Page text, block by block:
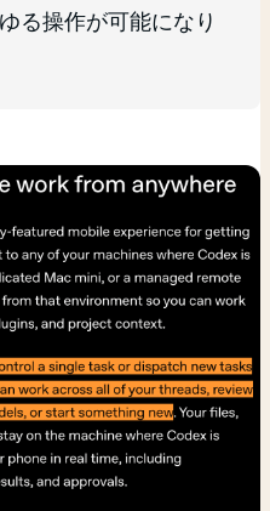
る操作が可能になり